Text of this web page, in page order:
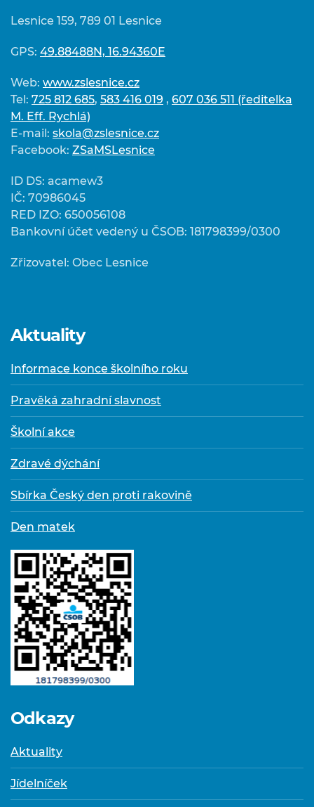
Lesnice 159, 789 01 Lesnice
GPS: 49.88488N, 16.94360E
Web: www.zslesnice.cz
Tel: 725 812 685, 583 416 019 , 607 036 511 (ředitelka
M. Eff. Rychlá)
E-mail: skola@zslesnice.cz
Facebook: ZSaMSLesnice
ID DS: acamew3
IČ: 70986045
RED IZO: 650056108
Bankovní účet vedený u ČSOB: 181798399/0300
Zřizovatel: Obec Lesnice
Aktuality
Informace konce školního roku
Pravěká zahradní slavnost
Školní akce
Zdravé dýchání
Sbírka Český den proti rakovině
Den matek
Odkazy
Aktuality
Jídelníček